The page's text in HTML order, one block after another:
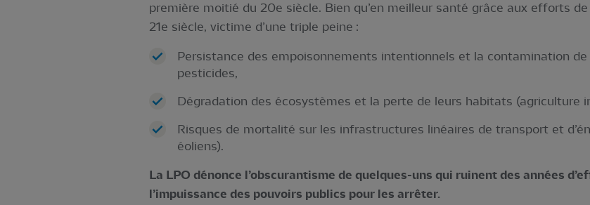
première moitié du 20e siècle. Bien qu’en meilleur santé grâce aux efforts
21e siècle, victime d’une triple peine :
Persistance des empoisonnements intentionnels et la contamination
pesticides,
Dégradation des écosystèmes et la perte de leurs habitats (agriculture
Risques de mortalité sur les infrastructures linéaires de transport et
éoliens).
La LPO dénonce l’obscurantisme de quelques-uns qui ruinent des années
l’impuissance des pouvoirs publics pour les arrêter.